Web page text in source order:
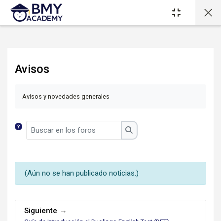
Salta al contenido principal
Avisos
Avisos y novedades generales
Buscar en los foros
Buscar en los foros
(Aún no se han publicado noticias.)
Siguiente